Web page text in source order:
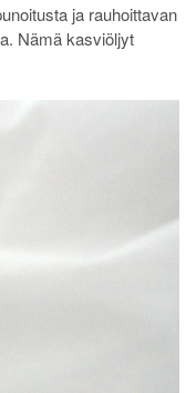
ja rauhoittavan
Nämä kasviöljyt